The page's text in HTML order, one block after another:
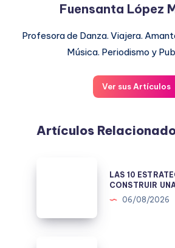
Fuensanta López
Profesora de Danza. Viajera.
Música. Periodismo y
Ver sus Artículos
Artículos
CONSTRUIR
LAS 10
CONSTRUIR
06/08/2026